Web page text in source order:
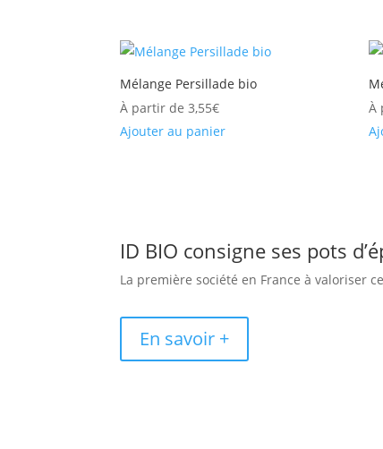
Mélange Persillade bio
À partir de3,55€
Ajouter au panier
À
ID BIO consigne ses pots
La première société en France à valoriser
En savoir +